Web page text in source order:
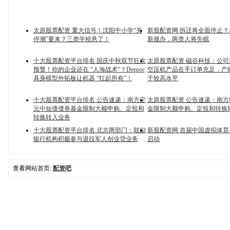
太原股票配资 重大信号！沈阳中小学“关
停潮”要来？三类学校悬了！
新股配资网 拆迁将全面停止
新规办，两类人将失眠
十大股票配资平台排名 国庆中秋双节狂欢
预警！你的企业还在 “人海战术”？Deepoc
具身模型外拓板让机器 “扛起所有”！
太原股票配资 磁谷科技：公
空压机产品在手订单充足，产
于较高水平
十大股票配资平台排名 公告速递：南方定
元中短债债券基金限制大额申购、定投和
转换转入业务
太原股票配资 公告速递：南
金限制大额申购、定投和转换
十大股票配资平台排名 北京两部门：鼓励
银行机构积极参与退役军人创业贷业务
新股配资网 首届中国虚拟体
启动
查看网站首页: 配资吧